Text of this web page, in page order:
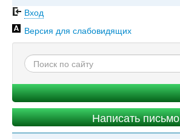
Вход
Версия для слабовидящих
Написать письмо